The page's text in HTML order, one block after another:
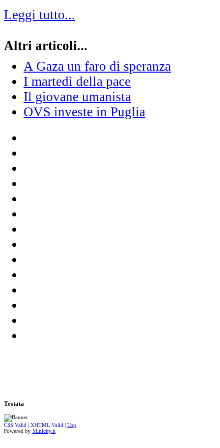
Leggi tutto...
Altri articoli...
A Gaza un faro di speranza
I martedì della pace
Il giovane umanista
OVS investe in Puglia
Testata
CSS Valid | XHTML Valid | Top
Powered by Minicity.it